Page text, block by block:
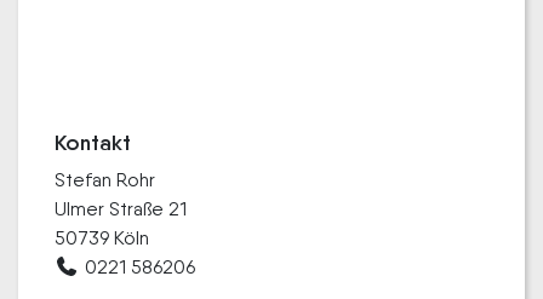
Kontakt
Stefan Rohr
Ulmer Straße 21
50739 Köln
0221 586206